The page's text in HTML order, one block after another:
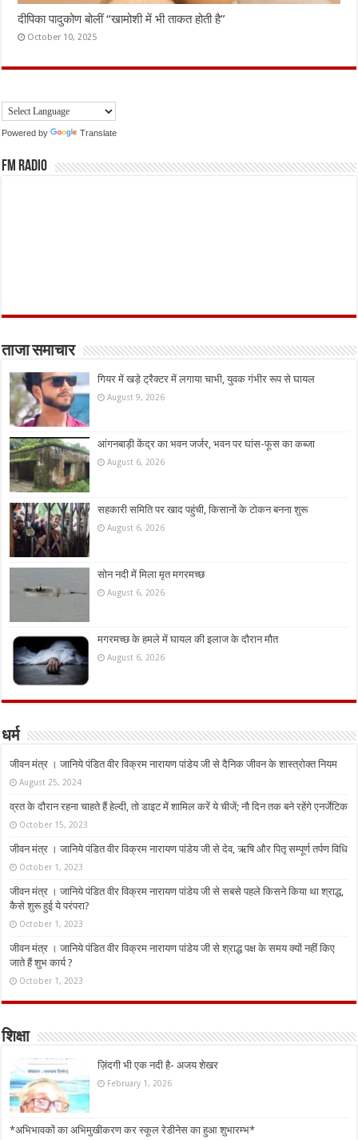
दीपिका पादुकोण बोलीं “खामोशी में भी ताकत होती है”
October 10, 2025
Powered by Translate
FM Radio
ताजा समाचार
गियर में खड़े ट्रैक्टर में लगाया चाभी, युवक गंभीर रूप से घायल
August 9, 2026
आंगनबाड़ी केंद्र का भवन जर्जर, भवन पर घांस-फूस का कब्जा
August 6, 2026
सहकारी समिति पर खाद पहुंची, किसानों के टोकन बनना शुरू
August 6, 2026
सोन नदी में मिला मृत मगरमच्छ
August 6, 2026
मगरमच्छ के हमले में घायल की इलाज के दौरान मौत
August 6, 2026
धर्म
जीवन मंत्र । जानिये पंडित वीर विक्रम नारायण पांडेय जी से दैनिक जीवन के शास्त्रोक्त नियम
August 25, 2024
व्रत के दौरान रहना चाहते हैं हेल्दी, तो डाइट में शामिल करें ये चीजें; नौ दिन तक बने रहेंगे एनर्जेटिक
October 15, 2023
जीवन मंत्र । जानिये पंडित वीर विक्रम नारायण पांडेय जी से देव, ऋषि और पितृ सम्पूर्ण तर्पण विधि
October 1, 2023
जीवन मंत्र । जानिये पंडित वीर विक्रम नारायण पांडेय जी से सबसे पहले किसने किया था श्राद्ध,
कैसे शुरू हुई ये परंपरा?
October 1, 2023
जीवन मंत्र । जानिये पंडित वीर विक्रम नारायण पांडेय जी से श्राद्ध पक्ष के समय क्यों नहीं किए
जाते हैं शुभ कार्य ?
October 1, 2023
शिक्षा
ज़िंदगी भी एक नदी है- अजय शेखर
February 1, 2026
*अभिभावकों का अभिमुखीकरण कर स्कूल रेडीनेस का हुआ शुभारम्भ*